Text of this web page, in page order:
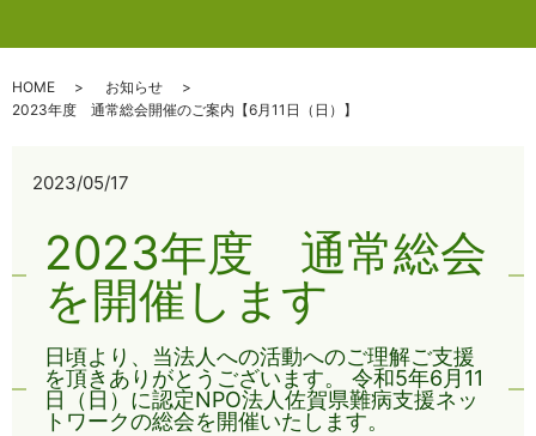
HOME
お知らせ
2023年度 通常総会開催のご案内【6月11日（日）】
2023/05/17
2023年度 通常総会
を開催します
日頃より、当法人への活動へのご理解ご支援
を頂きありがとうございます。 令和5年6月11
日（日）に認定NPO法人佐賀県難病支援ネッ
トワークの総会を開催いたします。